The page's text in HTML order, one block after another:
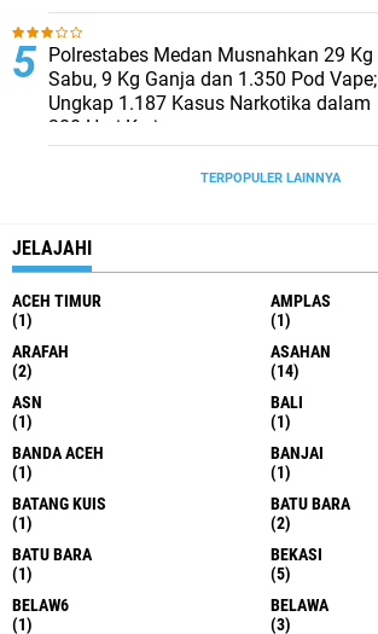
Polrestabes Medan Musnahkan 29 Kg
Sabu, 9 Kg Ganja dan 1.350 Pod Vape;
Ungkap 1.187 Kasus Narkotika dalam
300 Hari Kerja
TERPOPULER LAINNYA
JELAJAHI
ACEH TIMUR
(1)
AMPLAS
(1)
ARAFAH
(2)
ASAHAN
(14)
ASN
(1)
BALI
(1)
BANDA ACEH
(1)
BANJAI
(1)
BATANG KUIS
(1)
BATU BARA
(2)
BATU BARA
(1)
BEKASI
(5)
BELAW6
(1)
BELAWA
(3)